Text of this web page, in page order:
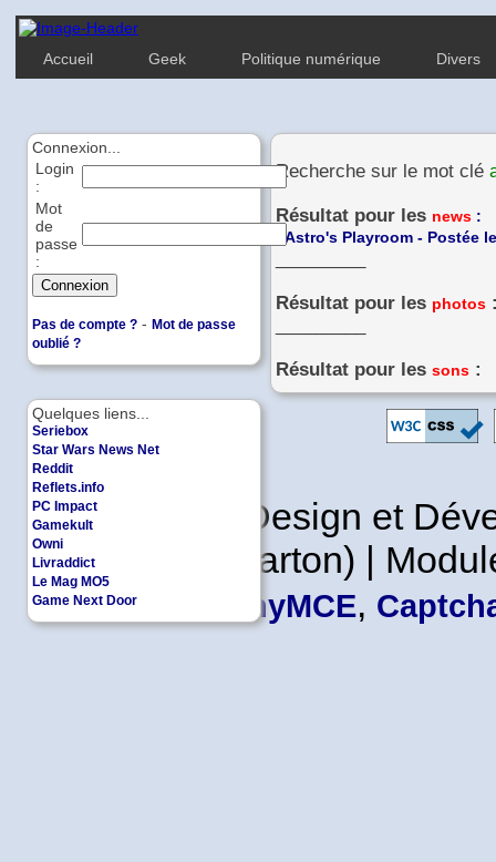
Accueil Geek Politique numérique Divers
Quelques liens...
Seriebox
Star Wars News Net
Reddit
Reflets.info
PC Impact
Gamekult
Owni
Livraddict
Le Mag MO5
Game Next Door
Connexion...
Login
:
Mot
de
passe
:
Pas de compte ? - Mot de passe
oublié ?
Recherche sur le mot clé
Résultat pour les news :
Astro's Playroom - Postée
Résultat pour les photos
Résultat pour les sons :
Copyleft | Design et
Leader en Carton) |
TinyMCE,